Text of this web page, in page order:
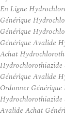
En Ligne
Générique
Générique
Générique Avalide
Achat
Hydrochlorothiazide
Générique Avalide
Ordonner
Hydrochlorothiazide
Avalide Achat